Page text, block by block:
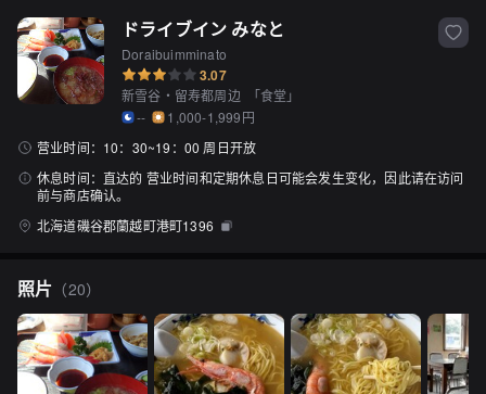
ドライブイン みなと
Doraibuimminato
3.07
新雪谷・留寿都周边 「食堂 」
--
1,000-1,999円
营业时间： 10：30~19：00 周日开放
休息时间： 直达的 营业时间和定期休息日可能会发生变化，因此请在访问
前与商店确认。
北海道磯谷郡蘭越町港町1396
照片 （20）